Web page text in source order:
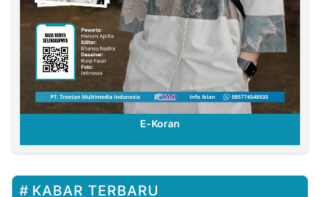
E-Koran
KABAR TERBARU